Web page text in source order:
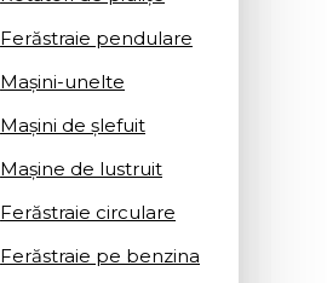
Ferăstraie pendulare
Mașini-unelte
Mașini de șlefuit
Mașinе de lustruit
Ferăstraie circulare
Ferăstraie pe benzina